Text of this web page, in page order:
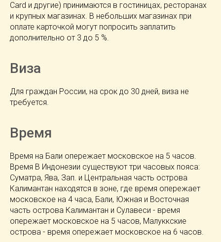
Card и другие) принимаются в гостиницах, ресторанах
и крупных магазинах. В небольших магазинах при
оплате карточкой могут попросить заплатить
дополнительно от 3 до 5 %.
Виза
Для граждан России, на срок до 30 дней, виза не
требуется.
Время
Время на Бали опережает московское на 5 часов.
Время В Индонезии существуют три часовых пояса:
Суматра, Ява, Зап. и Центральная часть острова
Калимантан находятся в зоне, где время опережает
московское на 4 часа, Бали, Южная и Восточная
часть острова Калимантан и Сулавеси - время
опережает московское на 5 часов, Малуккские
острова - время опережает московское на 6 часов.